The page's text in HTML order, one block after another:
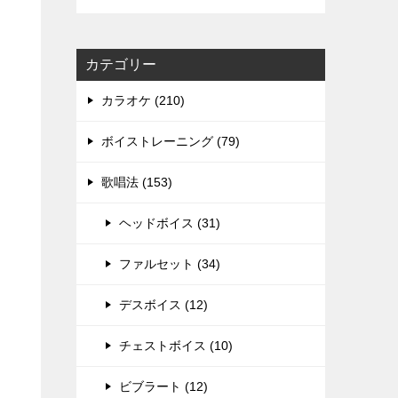
カテゴリー
カラオケ (210)
ボイストレーニング (79)
歌唱法 (153)
ヘッドボイス (31)
ファルセット (34)
デスボイス (12)
チェストボイス (10)
ビブラート (12)